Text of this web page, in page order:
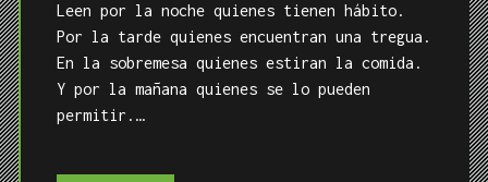
Leen por la noche quienes tienen hábito.
Por la tarde quienes encuentran una tregua.
En la sobremesa quienes estiran la comida.
Y por la mañana quienes se lo pueden
permitir.…